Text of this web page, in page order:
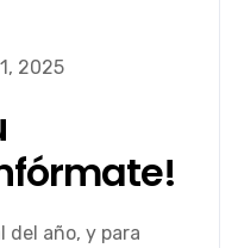
2025
del año, y para